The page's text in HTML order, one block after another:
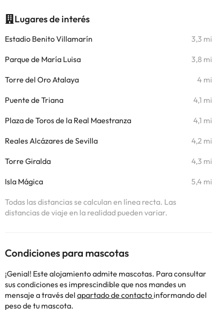
Lugares de interés
Estadio Benito Villamarín 3,3 mi
Parque de María Luisa 3,8 mi
Torre del Oro Atalaya 4 mi
Puente de Triana 4,1 mi
Plaza de Toros de la Real Maestranza 4,1 mi
Reales Alcázares de Sevilla 4,2 mi
Torre Giralda 4,3 mi
Isla Mágica 5,4 mi
Todas las distancias se calculan en línea recta. Las
distancias de viaje en la realidad pueden variar.
Condiciones para mascotas
¡Genial! Este alojamiento admite mascotas. Para consultar
sus condiciones es imprescindible que nos mandes un
mensaje a través del apartado de contacto informando del
peso de tu mascota.